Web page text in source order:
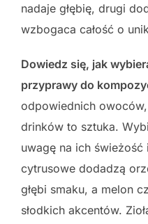
nadaje głębię, drugi
wzbogaca całość o
Dowiedz się, jak
przyprawy do
odpowiednich
drinków to sztuka.
uwagę na ich świeżość
cytrusowe dodadzą
głębi smaku, a melon
słodkich akcentów.